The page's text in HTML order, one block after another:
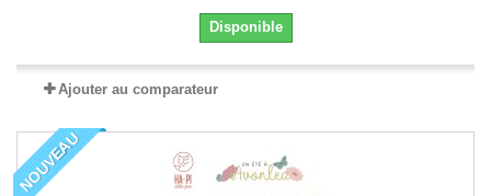
Disponible
Ajouter au comparateur
NOUVEAU